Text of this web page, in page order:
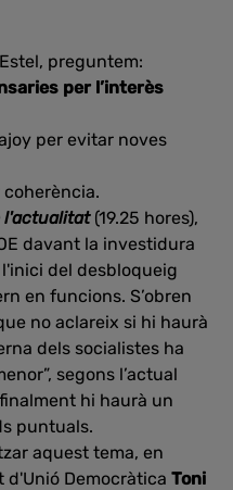
preguntem:
per l’interès
per evitar noves
coherència.
l'actualitat(19.25 hores),
davant la investidura
del desbloqueig
en funcions. S’obren
no aclareix si hi haurà
dels socialistes ha
segons l’actual
hi haurà un
puntuals.
aquest tema, en
d'Unió Democràtica Toni